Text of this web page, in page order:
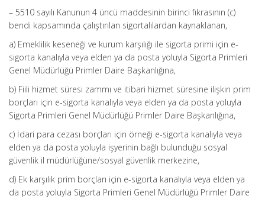
– 5510 sayılı Kanunun 4 üncü maddesinin birinci fıkrasının (c)
bendi kapsamında çalıştırılan sigortalılardan kaynaklanan,
a) Emeklilik keseneği ve kurum karşılığı ile sigorta primi için e-
sigorta kanalıyla veya elden ya da posta yoluyla Sigorta Primleri
Genel Müdürlüğü Primler Daire Başkanlığına,
b) Fiili hizmet süresi zammı ve itibari hizmet süresine ilişkin prim
borçları için e-sigorta kanalıyla veya elden ya da posta yoluyla
Sigorta Primleri Genel Müdürlüğü Primler Daire Başkanlığına,
c) İdari para cezası borçları için örneği e-sigorta kanalıyla veya
elden ya da posta yoluyla işyerinin bağlı bulunduğu sosyal
güvenlik il müdürlüğüne/sosyal güvenlik merkezine,
d) Ek karşılık prim borçları için e-sigorta kanalıyla veya elden ya
da posta yoluyla Sigorta Primleri Genel Müdürlüğü Primler Daire